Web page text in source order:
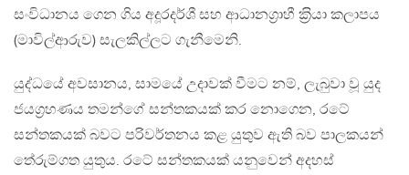
සංවිධානය ගෙන ගිය අදූරදර්ශී සහ ආධානග‍්‍රාහී ක‍්‍රියා කලාපය
(මාවිල්ආරුව) සැලකිල්ලට ගැනීමෙනි.
යුද්ධයේ අවසානය, සාමයේ උදාවක් වීමට නම්, ලැබුවා වූ යුද
ජයග‍්‍රහණය තමන්ගේ සන්තකයක් කර නොගෙන, රටේ
සන්තකයක් බවට පරිවර්තනය කළ යුතුව ඇති බව පාලකයන්
තේරුම්ගත යුතුය. රටේ සන්තකයක් යනුවෙන් අදහස්